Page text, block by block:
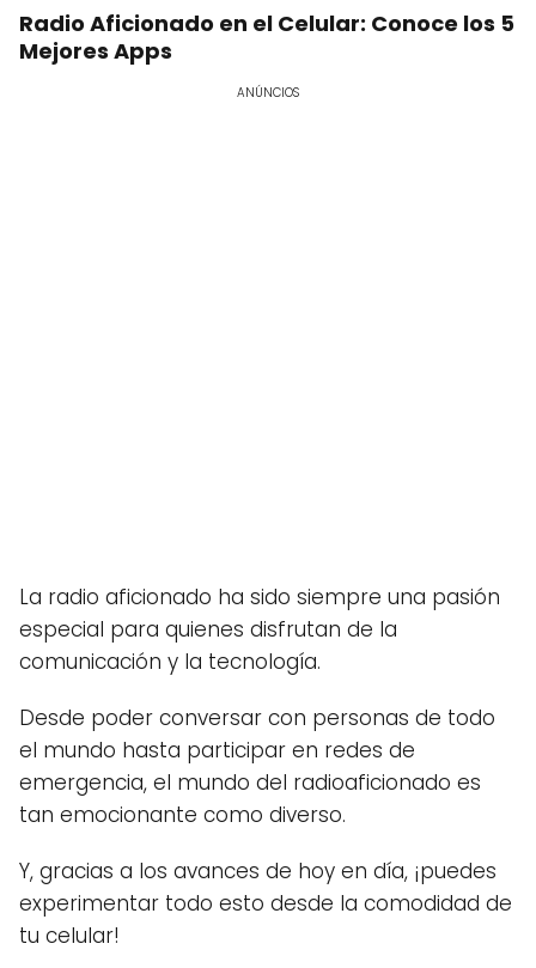
Radio Aficionado en el Celular: Conoce los 5
Mejores Apps
ANÚNCIOS
La radio aficionado ha sido siempre una pasión
especial para quienes disfrutan de la
comunicación y la tecnología.
Desde poder conversar con personas de todo
el mundo hasta participar en redes de
emergencia, el mundo del radioaficionado es
tan emocionante como diverso.
Y, gracias a los avances de hoy en día, ¡puedes
experimentar todo esto desde la comodidad de
tu celular!